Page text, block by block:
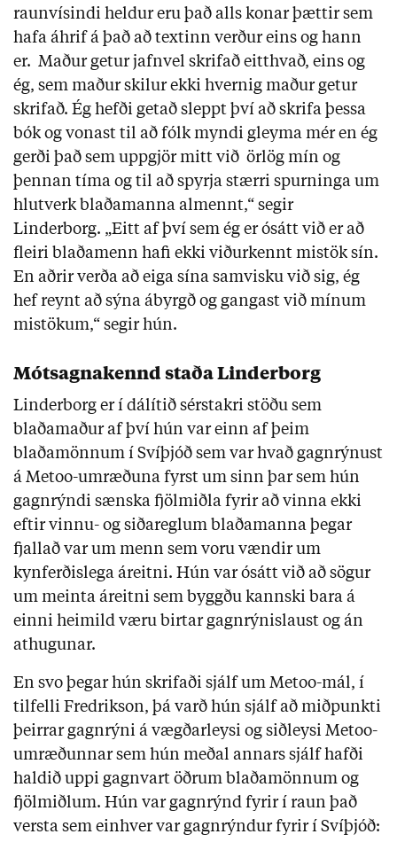
raunvísindi heldur eru það alls konar þættir sem
hafa áhrif á það að textinn verður eins og hann
er. Maður getur jafnvel skrifað eitthvað, eins og
ég, sem maður skilur ekki hvernig maður getur
skrifað. Ég hefði getað sleppt því að skrifa þessa
bók og vonast til að fólk myndi gleyma mér en ég
gerði það sem uppgjör mitt við örlög mín og
þennan tíma og til að spyrja stærri spurninga um
hlutverk blaðamanna almennt,“ segir
Linderborg. „Eitt af því sem ég er ósátt við er að
fleiri blaðamenn hafi ekki viðurkennt mistök sín.
En aðrir verða að eiga sína samvisku við sig, ég
hef reynt að sýna ábyrgð og gangast við mínum
mistökum,“ segir hún.
Mótsagnakennd staða Linderborg
Linderborg er í dálítið sérstakri stöðu sem
blaðamaður af því hún var einn af þeim
blaðamönnum í Svíþjóð sem var hvað gagnrýnust
á Metoo-umræðuna fyrst um sinn þar sem hún
gagnrýndi sænska fjölmiðla fyrir að vinna ekki
eftir vinnu- og siðareglum blaðamanna þegar
fjallað var um menn sem voru vændir um
kynferðislega áreitni. Hún var ósátt við að sögur
um meinta áreitni sem byggðu kannski bara á
einni heimild væru birtar gagnrýnislaust og án
athugunar.
En svo þegar hún skrifaði sjálf um Metoo-mál, í
tilfelli Fredrikson, þá varð hún sjálf að miðpunkti
þeirrar gagnrýni á vægðarleysi og siðleysi Metoo-
umræðunnar sem hún meðal annars sjálf hafði
haldið uppi gagnvart öðrum blaðamönnum og
fjölmiðlum. Hún var gagnrýnd fyrir í raun það
versta sem einhver var gagnrýndur fyrir í Svíþjóð: